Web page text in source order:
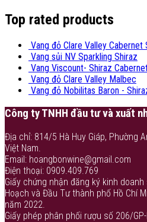
Top rated products
Vang đỏ Clare Valley Cabernet
Vang sủi NV Sparkling Shiraz
Vang Viscount- Shiraz
Vang đỏ Clare Valley Malbec
Vang đỏ Nobilitas Baron -
Công ty TNHH đầu tư và xuất
Địa chỉ: 814/5 Hà Huy Giáp, Phường
Việt Nam.
Email: hoangbonwine@gmail.com
Điện thoại: 0909.409.769
Giấy chứng nhận đăng ký kinh
Hoạch và Đầu Tư thành phố Hồ Chí
năm 2022.
Giấy phép phân phối rượu số 206/